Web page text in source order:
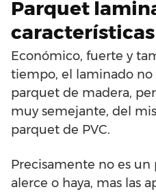
Parquet
características
Económico, fuerte y
tiempo, el laminado
parquet de madera,
muy semejante, del
parquet de PVC.
Precisamente no es
alerce o haya, mas las